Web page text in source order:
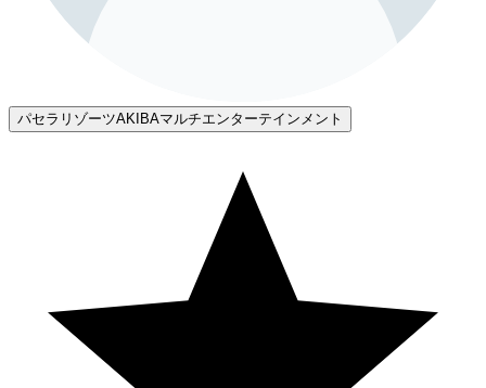
パセラリゾーツAKIBAマルチエンターテインメント